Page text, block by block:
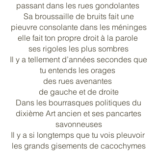
passant dans les rues gondolantes
Sa broussaille de bruits fait une
pieuvre consolante dans les méninges
elle fait ton propre droit à la parole
ses rigoles les plus sombres
Il y a tellement d’années secondes que
tu entends les orages
des rues avenantes
de gauche et de droite
Dans les bourrasques politiques du
dixième Art ancien et ses pancartes
savonneuses
Il y a si longtemps que tu vois pleuvoir
les grands gisements de cacochymes